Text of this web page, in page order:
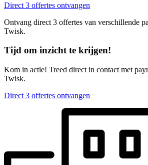
Direct 3 offertes ontvangen
Ontvang direct 3 offertes van verschillende
Twisk.
Tijd om inzicht te krijgen!
Kom in actie! Treed direct in contact met
Twisk.
Direct 3 offertes ontvangen